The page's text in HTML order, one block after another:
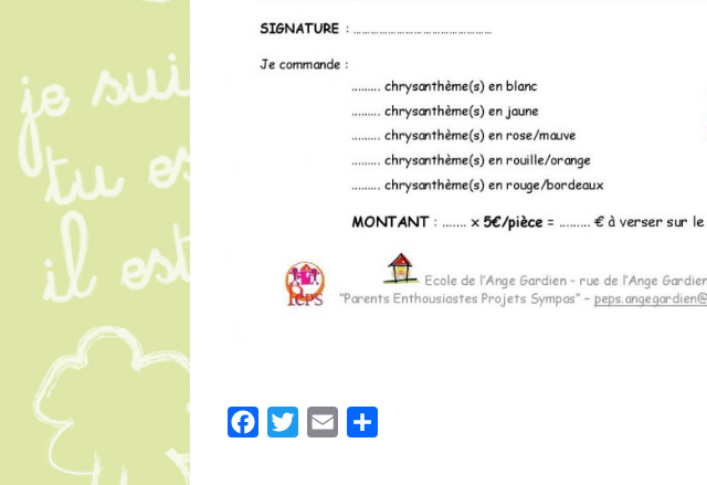
FacebookTwitterEmail